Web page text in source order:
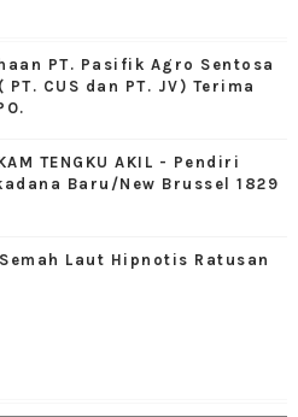
PT. Pasifik Agro Sentosa
PT. CUS dan PT. JV) Terima
TENGKU AKIL - Pendiri
Baru/New Brussel 1829
Laut Hipnotis Ratusan